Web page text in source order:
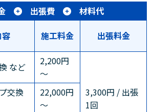
出張費
材料代
施工料金 出張料金
など
2,200円
～
3,300円 / 出張
1回
交換
22,000円
～